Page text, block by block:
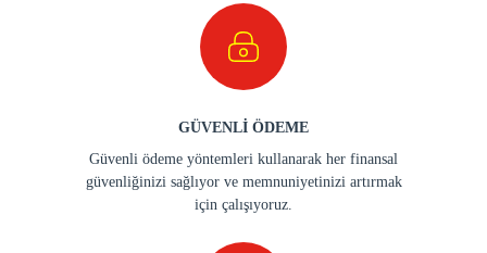
GÜVENLİ ÖDEME
Güvenli ödeme yöntemleri kullanarak her finansal
güvenliğinizi sağlıyor ve memnuniyetinizi artırmak
için çalışıyoruz.